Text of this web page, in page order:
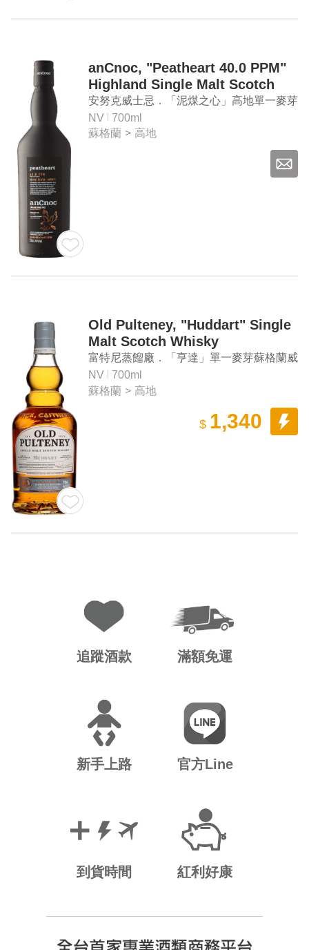
anCnoc, "Peatheart 40.0 PPM"
Highland Single Malt Scotch
Whisky
安努克威士忌．「泥煤之心」高地單一麥芽
蘇格蘭威士忌
NV
700ml
蘇格蘭 > 高地
Old Pulteney, "Huddart" Single
Malt Scotch Whisky
富特尼蒸餾廠．「亨達」單一麥芽蘇格蘭威
士忌
NV
700ml
蘇格蘭 > 高地
$ 1,340
追蹤酒款 滿額免運
新手上路 官方Line
到貨時間 紅利好康